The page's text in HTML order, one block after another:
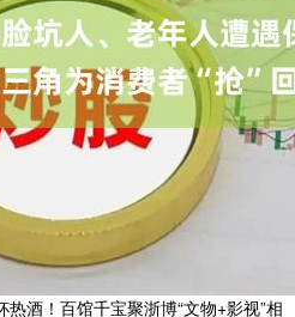
酒！百馆千宝聚浙博“文物+影视”相